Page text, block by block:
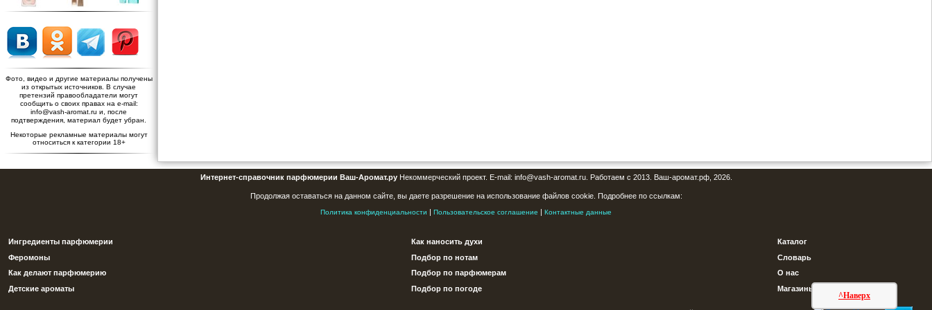
Фото, видео и другие материалы получены
из открытых источников. В случае
претензий правообладатели могут
сообщить о своих правах на e-mail:
info@vash-aromat.ru и, после
подтверждения, материал будет убран.
Некоторые рекламные материалы могут
относиться к категории 18+
^Наверх
Интернет-справочник парфюмерии Ваш-Аромат.руНекоммерческий проект. E-mail: info@vash-aromat.ru. Работаем с 2013. Ваш-аромат.рф, 2026.
Продолжая оставаться на данном сайте, вы даете разрешение на использование файлов cookie. Подробнее по ссылкам:
Политика конфиденциальности | Пользовательское соглашение | Контактные данные
Ингредиенты парфюмерии
Феромоны
Как делают парфюмерию
Детские ароматы
Как наносить духи
Подбор по нотам
Подбор по парфюмерам
Подбор по погоде
Каталог
Словарь
О нас
Магазины